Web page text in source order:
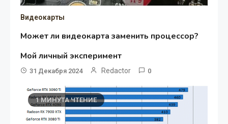
Видеокарты
Может ли видеокарта заменить процессор?
Мой личный эксперимент
31 Декабря 2024 Redactor 0
1 МИНУТА ЧТЕНИЕ